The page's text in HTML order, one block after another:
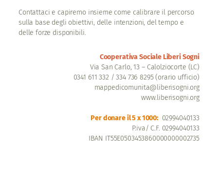
Contattaci e capiremo insieme come calibrare il percorso
sulla base degli obiettivi, delle intenzioni, del tempo e
delle forze disponibili.
Cooperativa Sociale Liberi Sogni
Via San Carlo, 13 – Calolziocorte (LC)
0341 611 332 / 334 736 8295 (orario ufficio)
mappedicomunita@liberisogni.org
www.liberisogni.org
Per donare il 5 x 1000:02994040133
P.iva/ C.F. 02994040133
IBAN IT55E0503453860000000002735